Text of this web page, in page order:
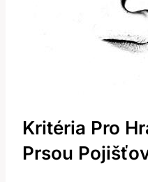
Kritéria Pro
Prsou